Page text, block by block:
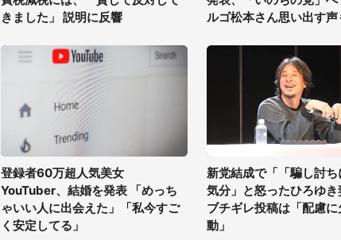
きました」 説明に反響
ルゴ松本さん思い出す声
登録者60万超人気美女
YouTuber、結婚を発表 「めっち
ゃいい人に出会えた」「私今すご
く安定してる」
新党結成で「「騙し討ち
気分」と怒ったひろゆ
ブチギレ投稿は「配慮
動」